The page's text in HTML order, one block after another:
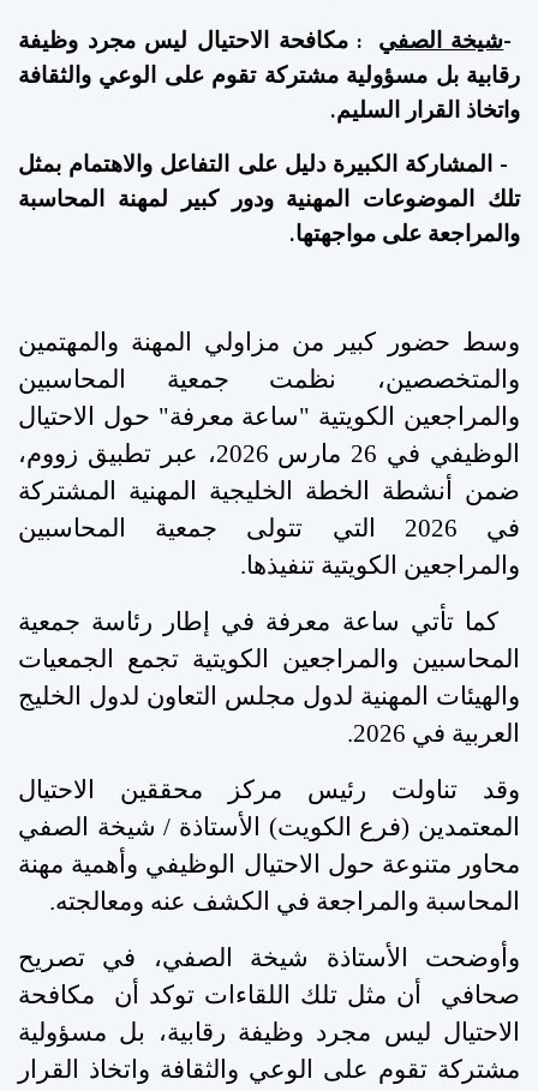
-شيخة الصفي :مكافحة الاحتيال ليس مجرد وظيفة
رقابية بل مسؤولية مشتركة تقوم على الوعي والثقافة
واتخاذ القرار السليم.
-
المشاركة الكبيرة دليل على التفاعل والاهتمام بمثل
تلك الموضوعات المهنية ودور كبير لمهنة المحاسبة
والمراجعة على مواجهتها.
وسط حضور كبير من مزاولي المهنة والمهتمين
والمتخصصين، نظمت جمعية المحاسبين
والمراجعين الكويتية "ساعة معرفة" حول الاحتيال
الوظيفي في 26 مارس 2026، عبر تطبيق زووم،
ضمن أنشطة الخطة الخليجية المهنية المشتركة
في 2026 التي تتولى جمعية المحاسبين
والمراجعين الكويتية تنفيذها.
كما تأتي ساعة معرفة في إطار رئاسة جمعية
المحاسبين والمراجعين الكويتية تجمع الجمعيات
والهيئات المهنية لدول مجلس التعاون لدول الخليج
العربية في 2026
.
وقد تناولت رئيس مركز محققين الاحتيال
المعتمدين (فرع الكويت) الأستاذة / شيخة الصفي
محاور متنوعة حول الاحتيال الوظيفي وأهمية مهنة
المحاسبة والمراجعة في الكشف عنه ومعالجته.
وأوضحت الأستاذة شيخة الصفي، في تصريح
صحافي أن مثل تلك اللقاءات توكد أن مكافحة
الاحتيال ليس مجرد وظيفة رقابية، بل مسؤولية
مشتركة تقوم على الوعي والثقافة واتخاذ القرار